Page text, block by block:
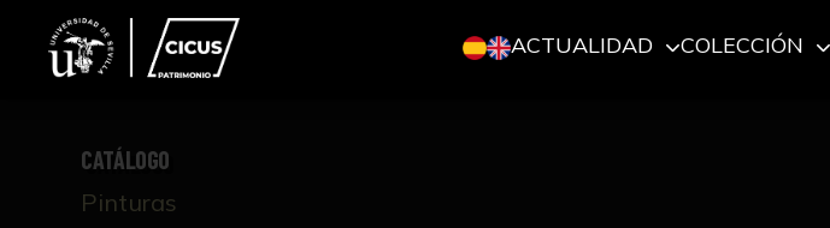
ACTUALIDAD COLECCIÓN
CATÁLOGO
Pinturas